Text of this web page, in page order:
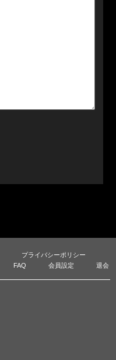
プライバシーポリシー
FAQ 会員設定 退会